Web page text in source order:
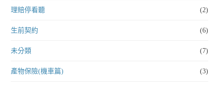
理賠停看聽 (2)
生前契約 (6)
未分類 (7)
產物保險(機車篇) (3)